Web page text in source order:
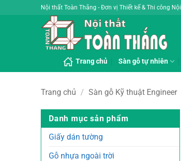
Nội thất Toàn Thắng - Đơn vị Thiết kế & Thi công
Trang chủ Sàn gỗ tự nhiên
Trang chủ / Sàn gỗ Kỹ thuật Engineer
Danh mục sản phẩm
Giấy dán tường
Gỗ nhựa ngoài trời